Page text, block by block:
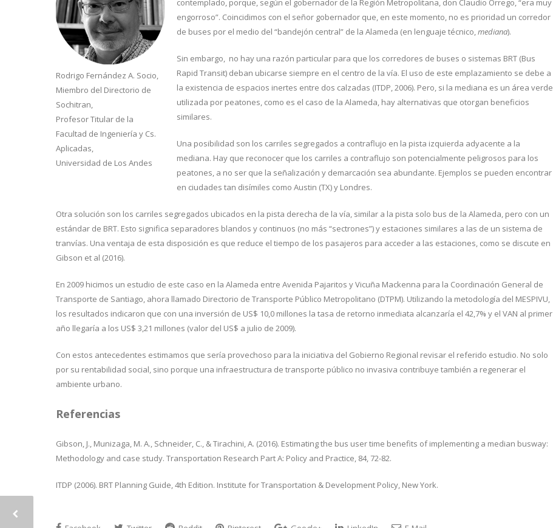
Rodrigo Fernández A. Socio,
Miembro del Directorio de
Sochitran,
Profesor Titular de la
Facultad de Ingeniería y Cs.
Aplicadas,
Universidad de Los Andes
contemplado, porque, según el gobernador de la Región Metropolitana, don Claudio Orrego, “era muy
engorroso”. Coincidimos con el señor gobernador que, en este momento, no es prioridad un corredor
de buses por el medio del “bandejón central” de la Alameda (en lenguaje técnico,mediana).
Sin embargo, no hay una razón particular para que los corredores de buses o sistemas BRT (Bus
Rapid Transit) deban ubicarse siempre en el centro de la vía. El uso de este emplazamiento se debe a
la existencia de espacios inertes entre dos calzadas (ITDP, 2006). Pero, si la mediana es un área verde
utilizada por peatones, como es el caso de la Alameda, hay alternativas que otorgan beneficios
similares.
Una posibilidad son los carriles segregados a contraflujo en la pista izquierda adyacente a la
mediana. Hay que reconocer que los carriles a contraflujo son potencialmente peligrosos para los
peatones, a no ser que la señalización y demarcación sea abundante. Ejemplos se pueden encontrar
en ciudades tan disímiles como Austin (TX) y Londres.
Otra solución son los carriles segregados ubicados en la pista derecha de la vía, similar a la pista solo bus de la Alameda, pero con un
estándar de BRT. Esto significa separadores blandos y continuos (no más “sectrones”) y estaciones similares a las de un sistema de
tranvías. Una ventaja de esta disposición es que reduce el tiempo de los pasajeros para acceder a las estaciones, como se discute en
Gibson et al (2016).
En 2009 hicimos un estudio de este caso en la Alameda entre Avenida Pajaritos y Vicuña Mackenna para la Coordinación General de
Transporte de Santiago, ahora llamado Directorio de Transporte Público Metropolitano (DTPM). Utilizando la metodología del MESPIVU,
los resultados indicaron que con una inversión de US$ 10,0 millones la tasa de retorno inmediata alcanzaría el 42,7% y el VAN al primer
año llegaría a los US$ 3,21 millones (valor del US$ a julio de 2009).
Con estos antecedentes estimamos que sería provechoso para la iniciativa del Gobierno Regional revisar el referido estudio. No solo
por su rentabilidad social, sino porque una infraestructura de transporte público no invasiva contribuye también a regenerar el
ambiente urbano.
Referencias
Gibson, J., Munizaga, M. A., Schneider, C., & Tirachini, A. (2016). Estimating the bus user time benefits of implementing a median busway:
Methodology and case study. Transportation Research Part A: Policy and Practice, 84, 72-82.
ITDP (2006). BRT Planning Guide, 4th Edition. Institute for Transportation & Development Policy, New York.